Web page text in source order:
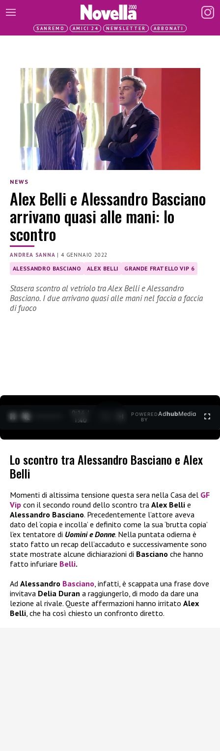
SANREMO AMICI 24 NEWSLETTER ABBONATI
NEWS
Alex Belli e Alessandro Basciano
arrivano quasi alle mani: lo
scontro
ANDREA SANNA |4 GENNAIO 2022
ALESSANDRO BASCIANO ALEX BELLI GRANDE FRATELLO VIP 6
Stasera scontro al vetriolo tra Alex Belli e Alessandro
Basciano. I due arrivano quasi alle mani nel faccia a faccia
di fuoco
0:15 /
1:40
POWERED
BY
AdhubMedia
Lo scontro tra Alessandro Basciano e Alex
Belli
Momenti di altissima tensione questa sera nella Casa del GF
Vip con il secondo round dello scontro tra Alex Belli e
Alessandro Basciano. Precedentemente l’attore aveva
dato del ‘copia e incolla’ e definito come la sua ‘brutta copia’
l’ex tentatore di Uomini e Donne. Nella puntata odierna è
stato fatto un recap dell’accaduto e successivamente sono
state mostrate alcune dichiarazioni di Basciano che hanno
fatto infuriare Belli.
Ad Alessandro Basciano, infatti, è scappata una frase dove
invitava Delia Duran a raggiungerlo, di modo da dare una
lezione al rivale. Queste affermazioni hanno irritato Alex
Belli, che ha così chiesto un confronto diretto.